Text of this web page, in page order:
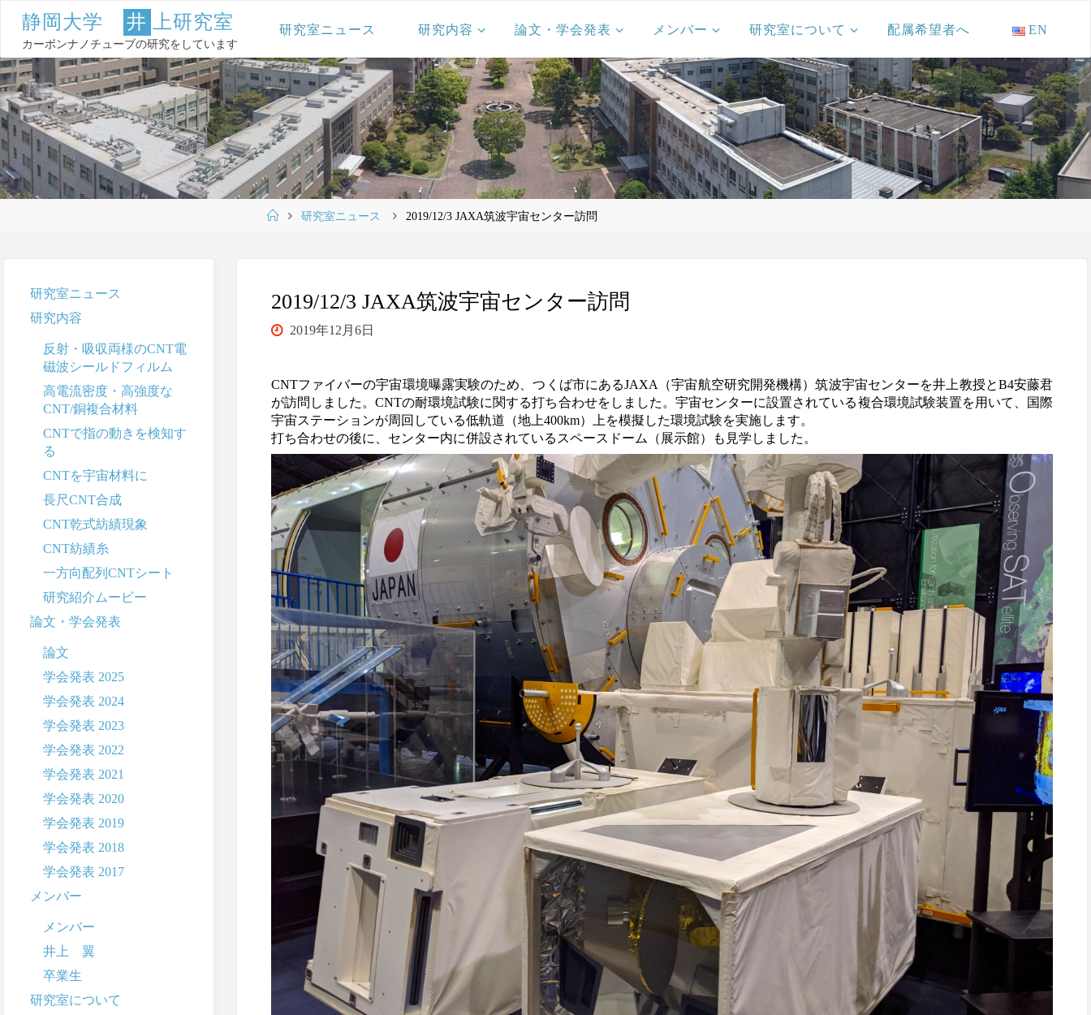
ン
ツ
へ
ス
キ
ッ
プ
静岡 大学 井 上研究室
カーボンナノチューブの研究をしています
研究室ニュース 研究内容 論文・学会発表 メンバー 研究室について 配属希望者へ EN
ホ
研究室ニュース 2019/12/3 JAXA筑波宇宙センター訪問
2019/12/3 JAXA筑波宇宙センター訪問
2019年12月6日
CNTファイバーの宇宙環境曝露実験のため、つくば市にあるJAXA（宇宙航空研究開発機構）筑波宇宙センターを井上教授とB4安藤君
が訪問しました。CNTの耐環境試験に関する打ち合わせをしました。宇宙センターに設置されている複合環境試験装置を用いて、国際
宇宙ステーションが周回している低軌道（地上400km）上を模擬した環境試験を実施します。
打ち合わせの後に、センター内に併設されているスペースドーム（展示館）も見学しました。
研究室ニュース
研究内容
反射・吸収両様のCNT電
磁波シールドフィルム
高電流密度・高強度な
CNT/銅複合材料
CNTで指の動きを検知す
る
CNTを宇宙材料に
長尺CNT合成
CNT乾式紡績現象
CNT紡績糸
一方向配列CNTシート
研究紹介ムービー
論文・学会発表
論文
学会発表 2025
学会発表 2024
学会発表 2023
学会発表 2022
学会発表 2021
学会発表 2020
学会発表 2019
学会発表 2018
学会発表 2017
メンバー
メンバー
井上 翼
卒業生
研究室について